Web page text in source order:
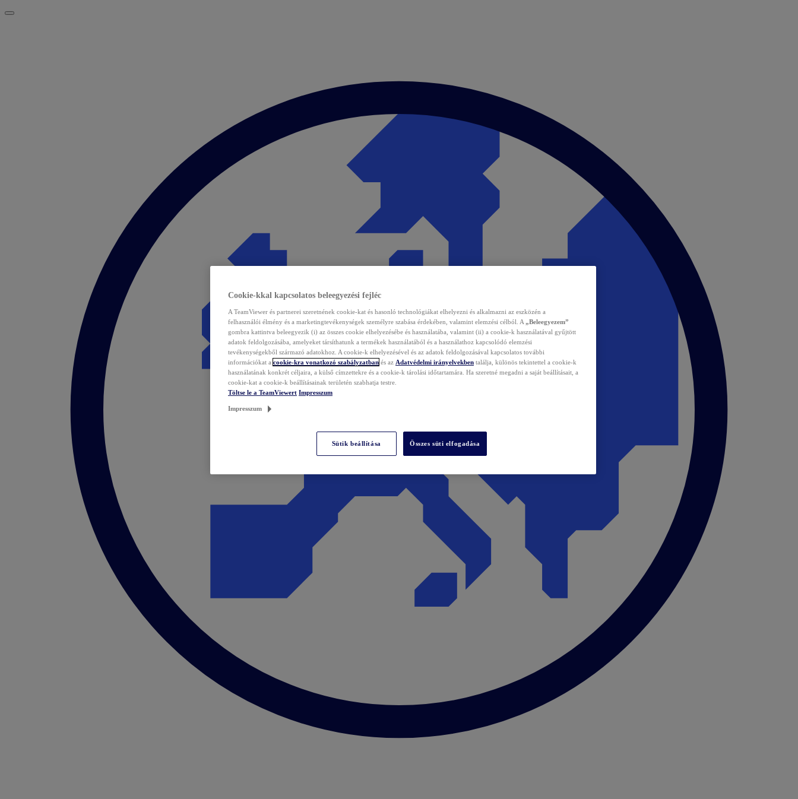
Cookie-kkal kapcsolatos beleegyezési fejléc
A TeamViewer és partnerei szeretnének cookie-kat és hasonló technológiákat elhelyezni és alkalmazni az eszközén a
felhasználói élmény és a marketingtevékenységek személyre szabása érdekében, valamint elemzési célból. A „Beleegyezem”
gombra kattintva beleegyezik (i) az összes cookie elhelyezésébe és használatába, valamint (ii) a cookie-k használatával gyűjtött
adatok feldolgozásába, amelyeket társíthatunk a termékek használatából és a használathoz kapcsolódó elemzési
tevékenységekből származó adatokhoz. A cookie-k elhelyezésével és az adatok feldolgozásával kapcsolatos további
információkat a cookie-kra vonatkozó szabályzatban és az Adatvédelmi irányelvekben találja, különös tekintettel a cookie-k
használatának konkrét céljaira, a külső címzettekre és a cookie-k tárolási időtartamára. Ha szeretné megadni a saját beállításait, a
cookie-kat a cookie-k beállításainak területén szabhatja testre.
Töltse le a TeamViewert Impresszum
Impresszum
Sütik beállítása Összes süti elfogadása